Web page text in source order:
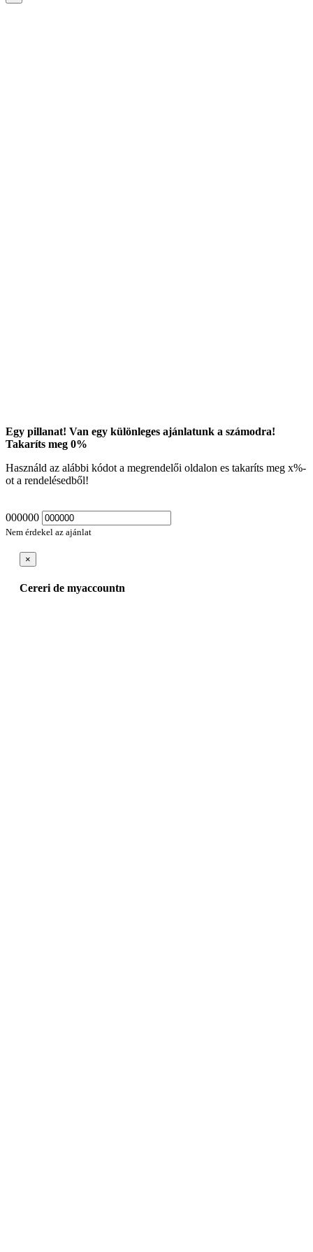
Egy pillanat! Van egy különleges ajánlatunk a számodra!
Takaríts meg 0%
Használd az alábbi kódot a megrendelői oldalon es takaríts meg x%-
ot a rendelésedből!
000000
Nem érdekel az ajánlat
×
Cereri de myaccountn